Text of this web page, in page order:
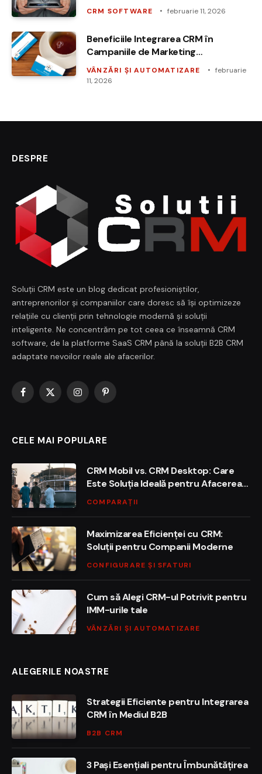
CRM SOFTWARE februarie 11, 2026
Beneficiile Integrarea CRM în
Campaniile de Marketing
Automatizat
VÂNZĂRI ȘI AUTOMATIZARE
februarie
11, 2026
DESPRE
Soluții CRM este un blog dedicat profesioniștilor,
antreprenorilor și companiilor care doresc să își optimizeze
relațiile cu clienții prin tehnologie modernă și soluții
inteligente. Ne concentrăm pe tot ceea ce înseamnă CRM
software, de la platforme SaaS CRM până la soluții B2B CRM
adaptate nevoilor reale ale afacerilor.
Facebook
X
InstagramPinterest
CELE MAI POPULARE
CRM Mobil vs. CRM Desktop: Care
Este Soluția Ideală pentru Afacerea
COMPARAȚII
Maximizarea Eficienței cu CRM:
Soluții pentru Companii Moderne
CONFIGURARE ȘI SFATURI
Cum să Alegi CRM-ul Potrivit pentru
IMM-urile tale
VÂNZĂRI ȘI AUTOMATIZARE
ALEGERILE NOASTRE
Strategii Eficiente pentru Integrarea
CRM în Mediul B2B
B2B CRM
3 Pași Esențiali pentru Îmbunătățirea